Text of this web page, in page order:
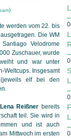
)
werden vom 22. bis
Die WM
Velodrome
Zuschauer, wurde
und war unter
Weltcups. Insgesamt
elf bei den
Lena Reißner bereits
teil. Sie wird in
und ist auch
Mittwoch im ersten